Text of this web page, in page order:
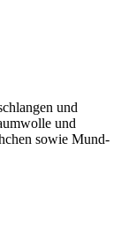
und
und
sowie Mund-